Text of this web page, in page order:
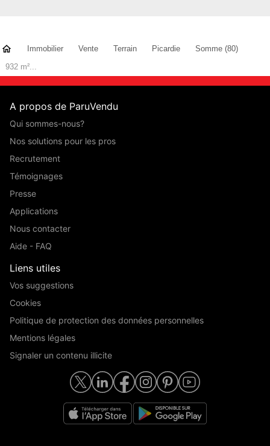
Immobilier Vente Terrain Picardie
Somme (80)
932 m²...
A propos de ParuVendu
Qui sommes-nous?
Nos solutions pour les pros
Recrutement
Témoignages
Presse
Applications
Nous contacter
Aide - FAQ
Liens utiles
Vos suggestions
Cookies
Politique de protection des données personnelles
Mentions légales
Signaler un contenu illicite